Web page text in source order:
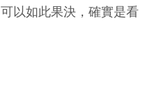
可以如此果決，確實是看